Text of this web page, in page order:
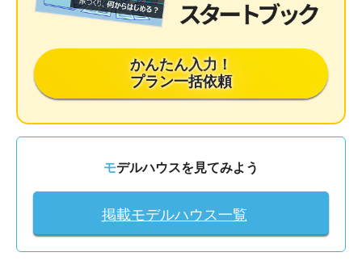
かんたん入力！
プラン一括依頼
モデルハウスを見てみよう
掲載モデルハウス一覧